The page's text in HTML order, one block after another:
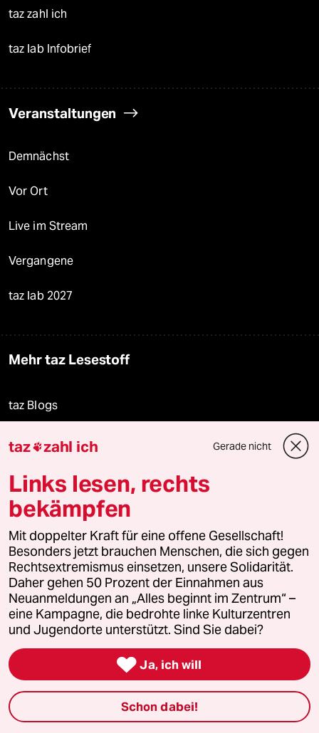
taz zahl ich
taz lab Infobrief
Veranstaltungen
Demnächst
Vor Ort
Live im Stream
Vergangene
taz lab 2027
Mehr taz Lesestoff
taz Blogs
taz FUTURZWEI
Le Monde diplomatique
taz Archiv
Mehr taz Angebote
Reisen
Kantine
Shop
Anzeigen
taz zahl ich Gerade nicht
Links lesen, rechts
bekämpfen
Mit doppelter Kraft für eine offene Gesellschaft!
Besonders jetzt brauchen Menschen, die sich gegen
Rechtsextremismus einsetzen, unsere Solidarität.
Daher gehen 50 Prozent der Einnahmen aus
Neuanmeldungen an „Alles beginnt im Zentrum“ –
eine Kampagne, die bedrohte linke Kulturzentren
und Jugendorte unterstützt. Sind Sie dabei?
 Ja, ich will
Schon dabei!